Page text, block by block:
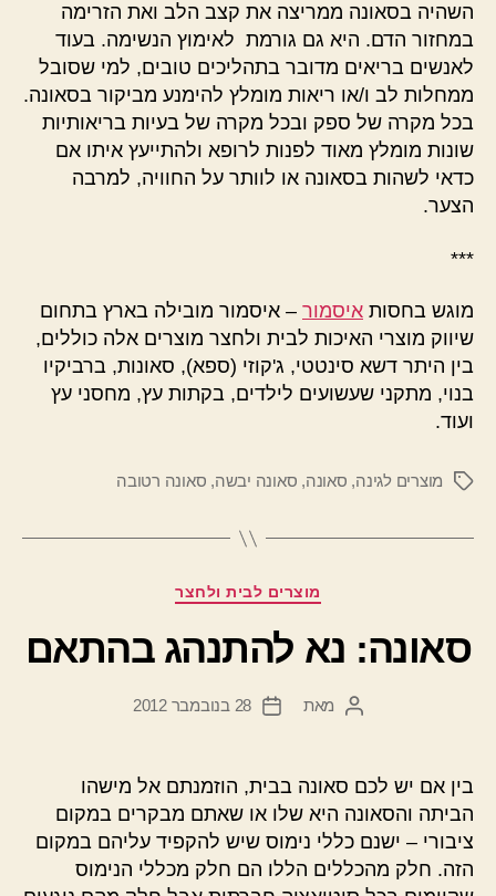
השהיה בסאונה ממריצה את קצב הלב ואת הזרימה
במחזור הדם. היא גם גורמת לאימוץ הנשימה. בעוד
לאנשים בריאים מדובר בתהליכים טובים, למי שסובל
ממחלות לב ו/או ריאות מומלץ להימנע מביקור בסאונה.
בכל מקרה של ספק ובכל מקרה של בעיות בריאותיות
שונות מומלץ מאוד לפנות לרופא ולהתייעץ איתו אם
כדאי לשהות בסאונה או לוותר על החוויה, למרבה
הצער.
***
מוגש בחסות איסמור – איסמור מובילה בארץ בתחום
שיווק מוצרי האיכות לבית ולחצר מוצרים אלה כוללים,
בין היתר דשא סינטטי, ג'קוזי (ספא), סאונות, ברביקיו
בנוי, מתקני שעשועים לילדים, בקתות עץ, מחסני עץ
ועוד.
תגיותמוצרים לגינה, סאונה, סאונה יבשה, סאונה רטובה
קטגוריות
מוצרים לבית ולחצר
סאונה: נא להתנהג בהתאם
המחבר
מאת
תאריך
28 בנובמבר 2012
בין אם יש לכם סאונה בבית, הוזמנתם אל מישהו
הביתה והסאונה היא שלו או שאתם מבקרים במקום
ציבורי – ישנם כללי נימוס שיש להקפיד עליהם במקום
הזה. חלק מהכללים הללו הם חלק מכללי הנימוס